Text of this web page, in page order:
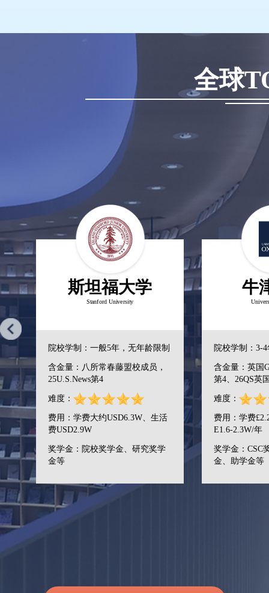
全球
大学
，无年龄限制
藤盟校成员，
、生活
金、研究奖学
牛津大学
院校学制：3-4年，无年龄限制
含金量：英国G5院校、26QS世界
难度：
费用：学费£2.2-3W/年、生活费
奖学金：CSC奖学金、院校奖学